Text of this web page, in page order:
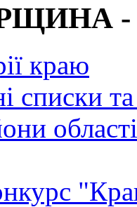
-
краю
списки
області